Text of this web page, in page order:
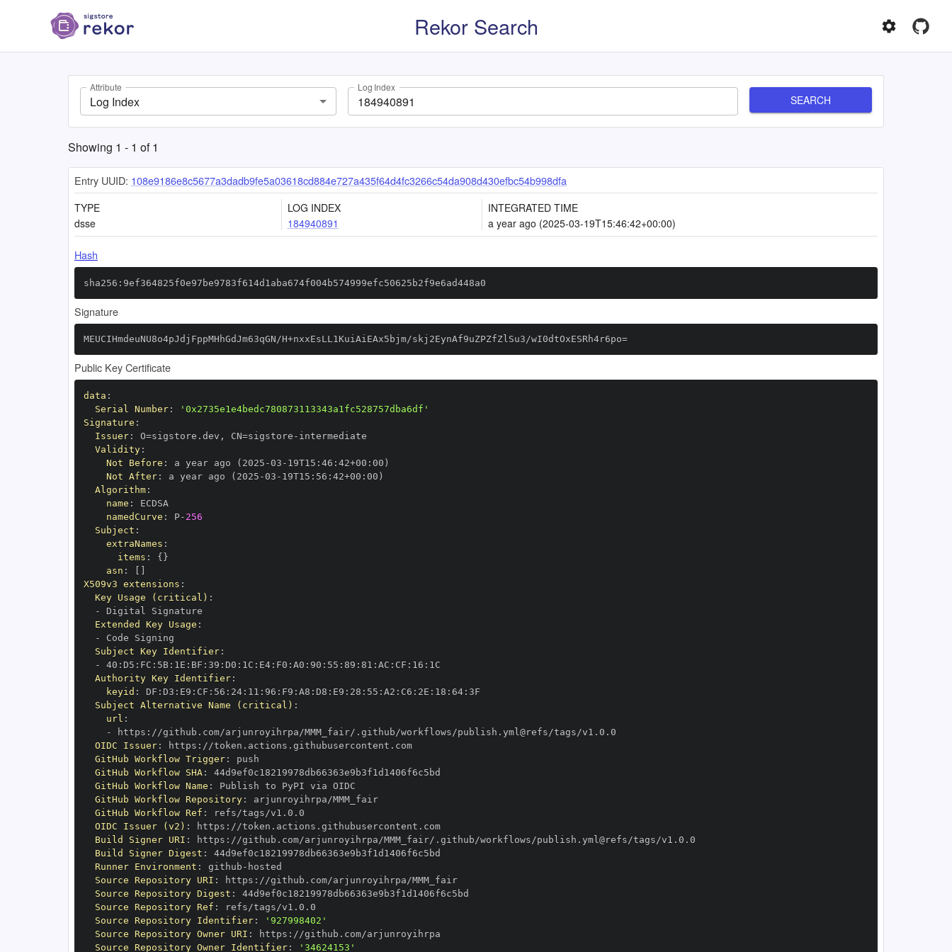
Rekor Search
Attribute
Log Index
Log Index
SEARCH
Showing 1 - 1 of1
Entry UUID: 108e9186e8c5677a3dadb9fe5a03618cd884e727a435f64d4fc3266c54da908d430efbc54b998dfa
TYPE
dsse
LOG INDEX
184940891
INTEGRATED TIME
a year ago (2025-03-19T15:46:42+00:00)
Hash
sha256:9ef364825f0e97be9783f614d1aba674f004b574999efc50625b2f9e6ad448a0
Signature
MEUCIHmdeuNU8o4pJdjFppMHhGdJm63qGN/H+nxxEsLL1KuiAiEAx5bjm/skj2EynAf9uZPZfZlSu3/wI0dtOxESRh4r6po=
Public Key Certificate
data :
Serial Number:
'0x2735e1e4bedc780873113343a1fc528757dba6df'
Signature :
Issuer: O=sigstore.dev , CN=sigstore -
Validity:
Not Before : a year ago (2025 -03 - 19T15 : 46 : 42+00 :
Not After: a year ago (2025 -03 - 19T15 : 56 : 42+00 :
Algorithm:
name :
namedCurve : P- 256
Subject :
extraNames :
items : { }
asn :
X509v3 extensions :
Key Usage (critical) :
-
Extended Key Usage :
-
Subject Key Identifier:
-
40 : D5 : FC : 5B: 1E : BF : 39 : D0 : 1C : E4: F0 : A0 : 90 : 55 : 89 : 81 : AC : CF : 16 :
Authority Key Identifier:
keyid : DF : D3 : E9 : CF : 56 : 24: 11 : 96 : F9 : A8 : D8 : E9 : 28 : 55 : A2 : C6 : 2E : 18 : 64:
Subject Alternative Name (critical) :
url :
-
https :
OIDC Issuer: https :
//token.actions.githubusercontent.com
GitHub Workflow Trigger:
GitHub Workflow SHA:
GitHub Workflow Name :
GitHub Workflow Repository:
arjunroyihrpa/MMM_fair
GitHub Workflow Ref :
OIDC Issuer (v2) : https :
//token.actions.githubusercontent.com
Build Signer URI : https :
Build Signer Digest :
Runner Environment : github -
Source Repository URI : https :
//github.com/arjunroyihrpa/MMM_fair
Source Repository Digest :
Source Repository Ref :
Source Repository Identifier:
'927998402'
Source Repository Owner URI : https :
Source Repository Owner Identifier: '34624153'